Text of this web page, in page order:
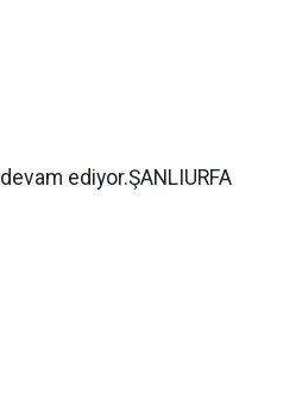
ediyor.ŞANLIURFA